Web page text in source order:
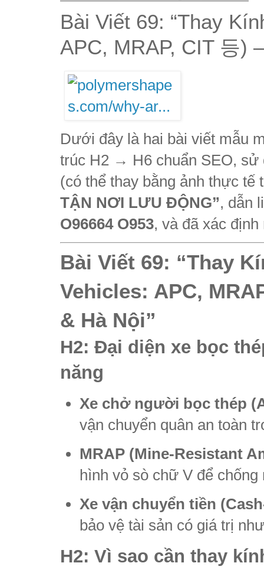
Bài Viết 69: “Thay
APC, MRAP, CIT 등)
Dưới đây là hai bài viết mẫu
trúc H2 → H6 chuẩn SEO, sử
(có thể thay bằng ảnh thực
TẬN NƠI LƯU ĐỘNG”, dẫn
O96664 O953, và đã xác
Bài Viết 69: “Thay
Vehicles: APC,
& Hà Nội”
H2: Đại diện xe bọc
năng
Xe chở người bọc thép
vận chuyển quân an toàn
MRAP (Mine-Resistant
hình vỏ sò chữ V để
Xe vận chuyển tiền
bảo vệ tài sản có giá trị
H2: Vì sao cần thay